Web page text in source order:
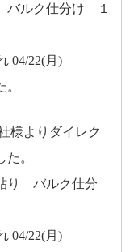
ルク仕分け １
04/22(月)
様よりダイレク
。
り バルク仕分
04/22(月)